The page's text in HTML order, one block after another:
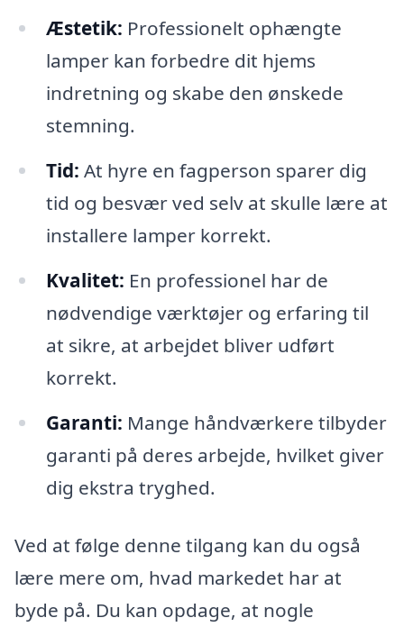
Æstetik: Professionelt ophængte
lamper kan forbedre dit hjems
indretning og skabe den ønskede
stemning.
Tid: At hyre en fagperson sparer dig
tid og besvær ved selv at skulle lære at
installere lamper korrekt.
Kvalitet: En professionel har de
nødvendige værktøjer og erfaring til
at sikre, at arbejdet bliver udført
korrekt.
Garanti: Mange håndværkere tilbyder
garanti på deres arbejde, hvilket giver
dig ekstra tryghed.
Ved at følge denne tilgang kan du også
lære mere om, hvad markedet har at
byde på. Du kan opdage, at nogle